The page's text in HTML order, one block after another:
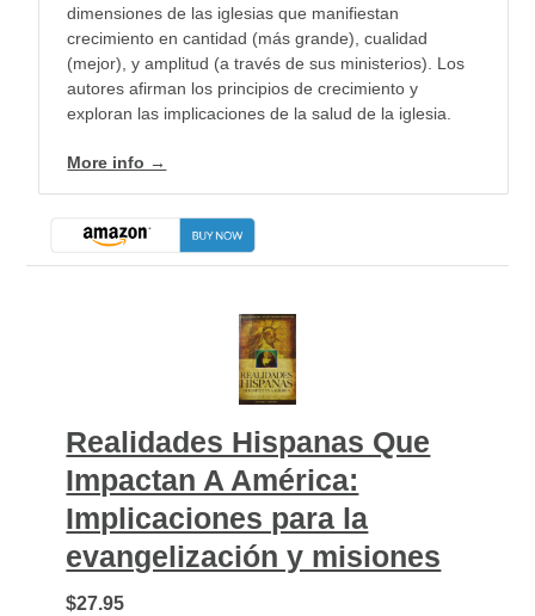
dimensiones de las iglesias que manifiestan
crecimiento en cantidad (más grande), cualidad
(mejor), y amplitud (a través de sus ministerios). Los
autores afirman los principios de crecimiento y
exploran las implicaciones de la salud de la iglesia.
More info →
Realidades Hispanas Que
Impactan A América:
Implicaciones para la
evangelización y misiones
$27.95